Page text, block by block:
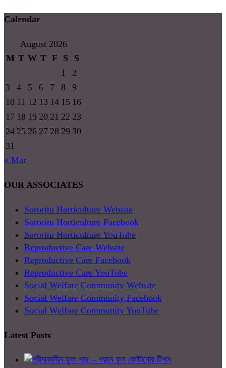
Calendar
August 2026
M T W T F S
S
1
2
3
4 5 6 7 8
9
10 11 12 13 14 15 16
17 18 19 20 21 22 23
24 25 26 27 28 29 30
31
« Mar
OUR ASSOCIATES
Sororitu Horticulture Website
Sororitu Horticulture Facebook
Sororitu Horticulture YouTube
Reproductive Care Website
Reproductive Care Facebook
Reproductive Care YouTube
Social Welfare Community Website
Social Welfare Community Facebook
Social Welfare Community YouTube
Latest Posts